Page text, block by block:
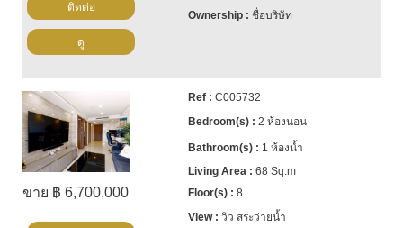
ชื่อบริษัท
ติดต่อ
ดู
ขาย ฿ 6,700,000
C005732
2 ห้องนอน
1 ห้องน้ำ
68 Sq.m
8
วิว สระว่ายน้ำ